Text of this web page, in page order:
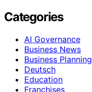
Categories
AI Governance
Business News
Business Planning
Deutsch
Education
Franchises